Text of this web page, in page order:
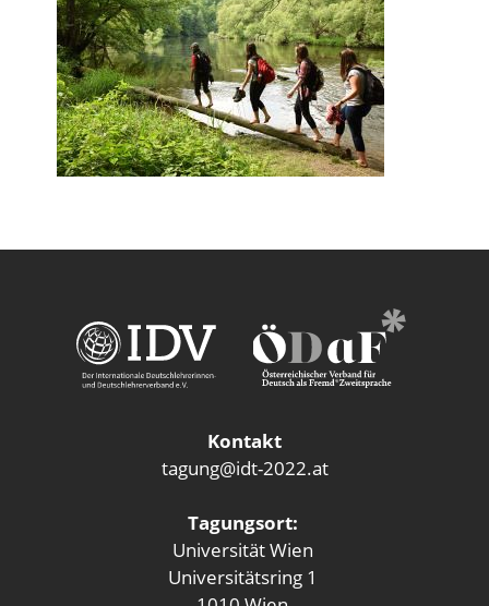
Kontakt
tagung@idt-2022.at
Tagungsort:
Universität Wien
Universitätsring 1